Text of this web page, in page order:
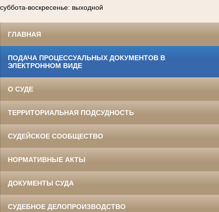
суббота-воскресенье: выходной
ГЛАВНАЯ
ПОДАЧА ПРОЦЕССУАЛЬНЫХ ДОКУМЕНТОВ В
ЭЛЕКТРОННОМ ВИДЕ
О СУДЕ
ТЕРРИТОРИАЛЬНАЯ ПОДСУДНОСТЬ
СУДЕЙСКОЕ СООБЩЕСТВО
НОРМАТИВНЫЕ АКТЫ
ДОКУМЕНТЫ СУДА
СУДЕБНОЕ ДЕЛОПРОИЗВОДСТВО